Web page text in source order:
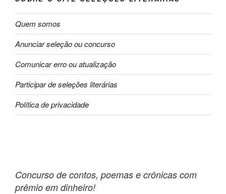
Quem somos
Anunciar seleção ou concurso
Comunicar erro ou atualização
Participar de seleções literárias
Política de privacidade
Concurso de contos, poemas e crônicas com
prêmio em dinheiro!